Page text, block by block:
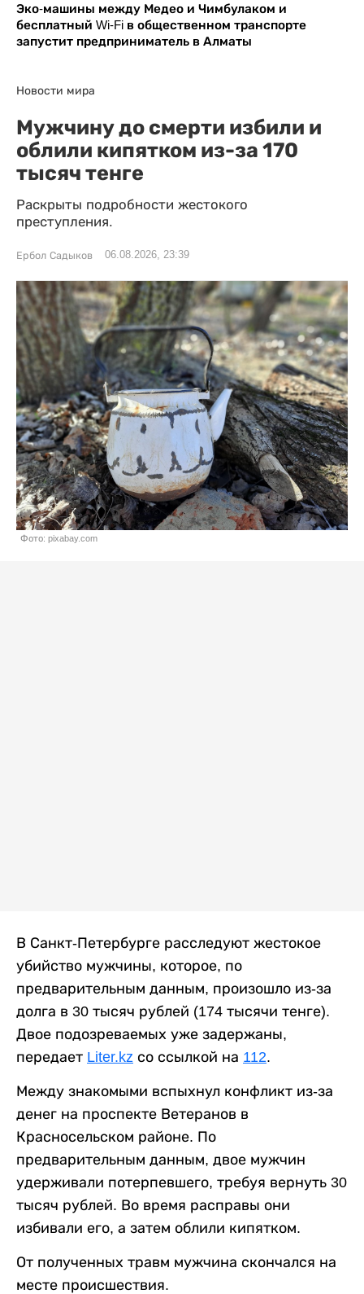
Эко-машины между Медео и Чимбулаком и
бесплатный Wi-Fi в общественном транспорте
запустит предприниматель в Алматы
Новости мира
Мужчину до смерти избили и
облили кипятком из-за 170
тысяч тенге
Раскрыты подробности жестокого
преступления.
Ербол Садыков 06.08.2026, 23:39
Фото: pixabay.com
В Санкт-Петербурге расследуют жестокое
убийство мужчины, которое, по
предварительным данным, произошло из-за
долга в 30 тысяч рублей (174 тысячи тенге).
Двое подозреваемых уже задержаны,
передает Liter.kz со ссылкой на 112.
Между знакомыми вспыхнул конфликт из-за
денег на проспекте Ветеранов в
Красносельском районе. По
предварительным данным, двое мужчин
удерживали потерпевшего, требуя вернуть 30
тысяч рублей. Во время расправы они
избивали его, а затем облили кипятком.
От полученных травм мужчина скончался на
месте происшествия.